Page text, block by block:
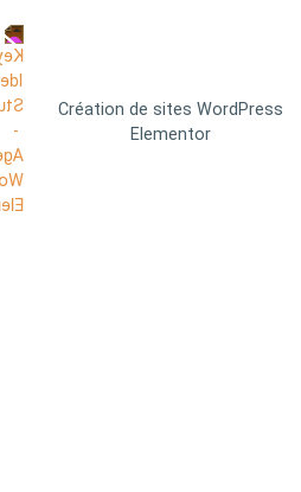
Création de sites WordPress
Elementor